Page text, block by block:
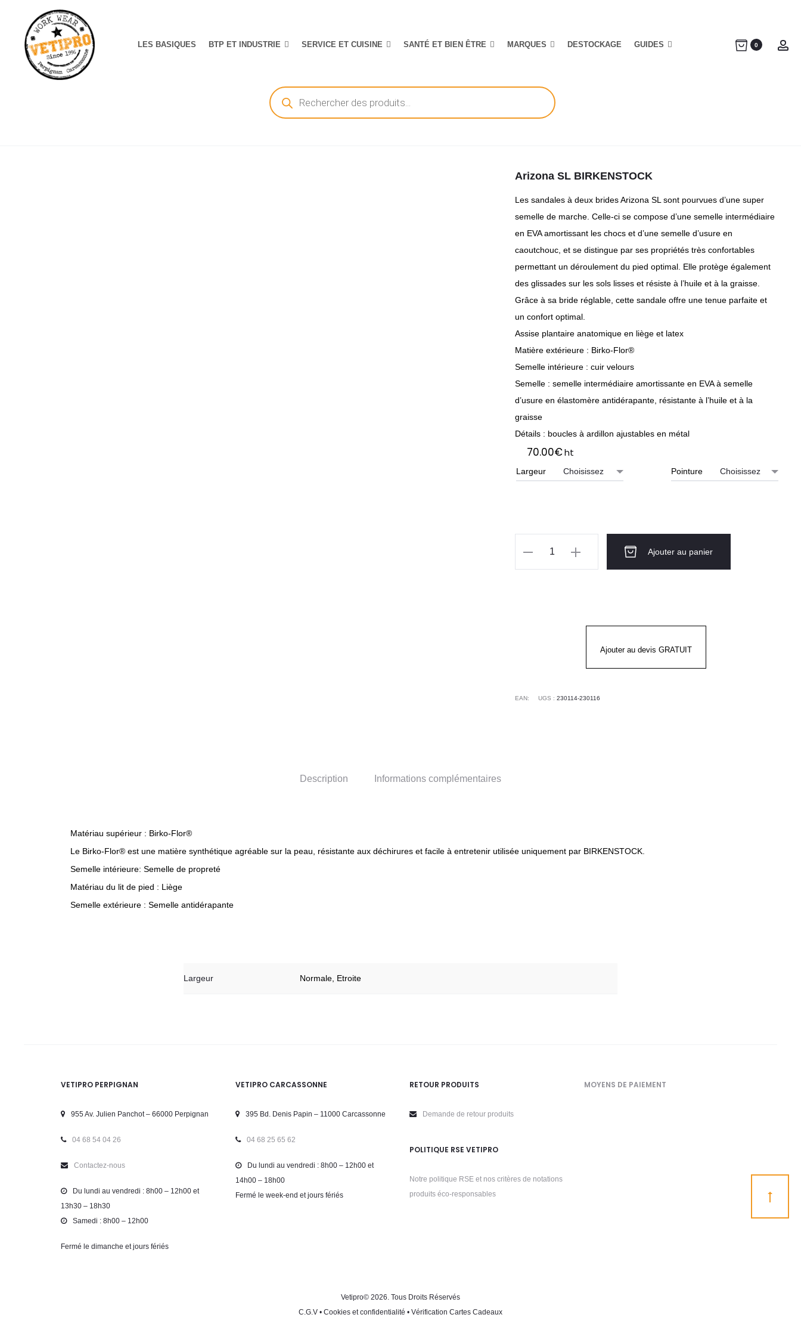
LES BASIQUES BTP ET INDUSTRIE SERVICE ET CUISINE SANTÉ ET BIEN ÊTRE MARQUES DESTOCKAGE GUIDES 0
Recherche
de
produits
Arizona SL BIRKENSTOCK
Les sandales à deux brides Arizona SL sont pourvues d’une super
semelle de marche. Celle-ci se compose d’une semelle intermédiaire
en EVA amortissant les chocs et d’une semelle d’usure en
caoutchouc, et se distingue par ses propriétés très confortables
permettant un déroulement du pied optimal. Elle protège également
des glissades sur les sols lisses et résiste à l’huile et à la graisse.
Grâce à sa bride réglable, cette sandale offre une tenue parfaite et
un confort optimal.
Assise plantaire anatomique en liège et latex
Matière extérieure : Birko-Flor®
Semelle intérieure : cuir velours
Semelle : semelle intermédiaire amortissante en EVA à semelle
d’usure en élastomère antidérapante, résistante à l’huile et à la
graisse
Détails : boucles à ardillon ajustables en métal
70.00€ht
Largeur Pointure
Ajouter au panier
Ajouter au devis GRATUIT
EAN: UGS : 230114-230116
Description Informations complémentaires
Matériau supérieur : Birko-Flor®
Le Birko-Flor® est une matière synthétique agréable sur la peau, résistante aux déchirures et facile à entretenir utilisée uniquement par BIRKENSTOCK.
Semelle intérieure: Semelle de propreté
Matériau du lit de pied : Liège
Semelle extérieure : Semelle antidérapante
Largeur Normale, Etroite
VETIPRO PERPIGNAN
955 Av. Julien Panchot – 66000 Perpignan
04 68 54 04 26
Contactez-nous
Du lundi au vendredi : 8h00 – 12h00 et
13h30 – 18h30
Samedi : 8h00 – 12h00
Fermé le dimanche et jours fériés
VETIPRO CARCASSONNE
395 Bd. Denis Papin – 11000 Carcassonne
04 68 25 65 62
Du lundi au vendredi : 8h00 – 12h00 et
14h00 – 18h00
Fermé le week-end et jours fériés
RETOUR PRODUITS
Demande de retour produits
POLITIQUE RSE VETIPRO
Notre politique RSE et nos critères de notations
produits éco-responsables
MOYENS DE PAIEMENT
Vetipro© 2026. Tous Droits Réservés
C.G.V • Cookies et confidentialité • Vérification Cartes Cadeaux